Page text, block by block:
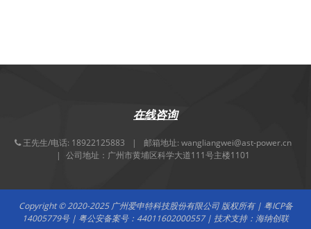
在线咨询
王先生/电话: 18922125883 邮箱地址: wangliangwei@ast-power.cn
公司地址：广州市黄埔区科学大道111号主楼1101
Copyright © 2020-2025 广州爱申特科技股份有限公司 版权所有 | 粤ICP备
14005779号| 粤公安备案号： 44011602000557| 技术支持： 海纳创联